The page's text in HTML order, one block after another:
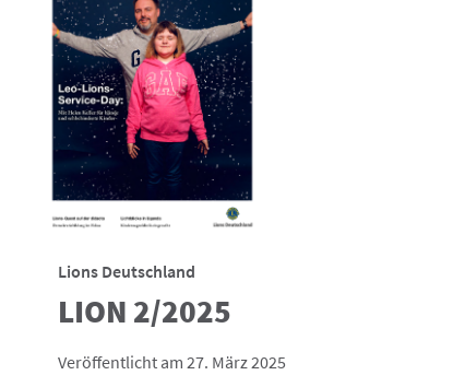
Lions Deutschland
LION 2/2025
Veröffentlicht am 27. März 2025